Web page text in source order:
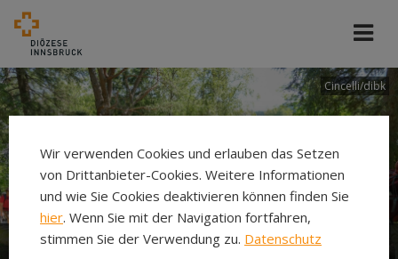
Cincelli/dibk
Wir verwenden Cookies und erlauben das Setzen
von Drittanbieter-Cookies. Weitere Informationen
und wie Sie Cookies deaktivieren können finden Sie
hier. Wenn Sie mit der Navigation fortfahren,
stimmen Sie der Verwendung zu. Datenschutz